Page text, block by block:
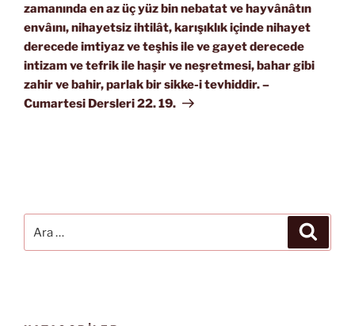
zamanında en az üç yüz bin nebatat ve hayvânâtın
envâını, nihayetsiz ihtilât, karışıklık içinde nihayet
derecede imtiyaz ve teşhis ile ve gayet derecede
intizam ve tefrik ile haşir ve neşretmesi, bahar gibi
zahir ve bahir, parlak bir sikke-i tevhiddir. –
Cumartesi Dersleri 22. 19.